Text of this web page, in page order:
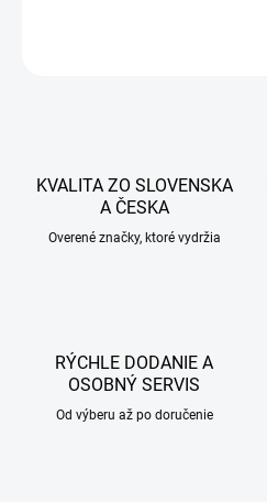
KVALITA ZO SLOVENSKA
A ČESKA
Overené značky, ktoré vydržia
RÝCHLE DODANIE A
OSOBNÝ SERVIS
Od výberu až po doručenie